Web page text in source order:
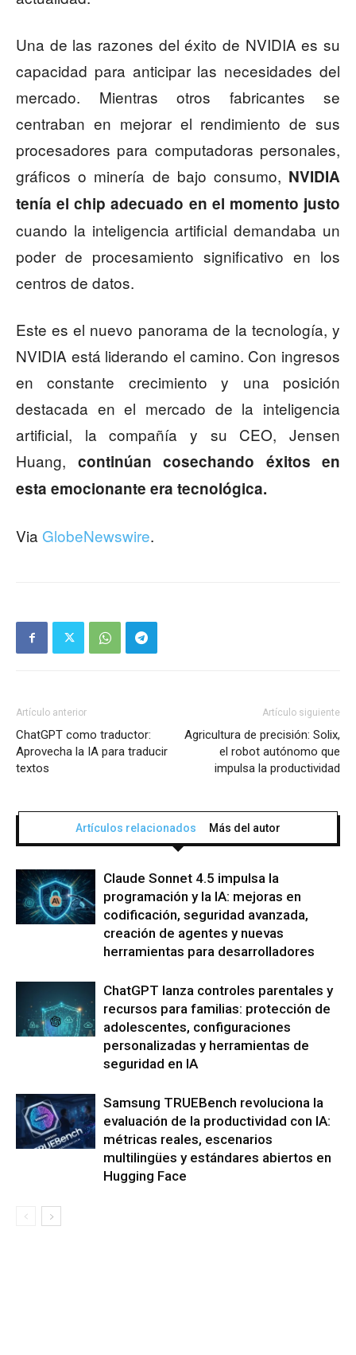
Una de las razones del éxito de NVIDIA es su
capacidad para anticipar las necesidades del
mercado. Mientras otros fabricantes se
centraban en mejorar el rendimiento de sus
procesadores para computadoras personales,
gráficos o minería de bajo consumo, NVIDIA
tenía el chip adecuado en el momento justo
cuando la inteligencia artificial demandaba un
poder de procesamiento significativo en los
centros de datos.
Este es el nuevo panorama de la tecnología, y
NVIDIA está liderando el camino. Con ingresos
en constante crecimiento y una posición
destacada en el mercado de la inteligencia
artificial, la compañía y su CEO, Jensen
Huang, continúan cosechando éxitos en
esta emocionante era tecnológica.
Via GlobeNewswire.
Artículo anterior
ChatGPT como traductor:
Aprovecha la IA para traducir
textos
Artículo siguiente
Agricultura de precisión: Solix,
el robot autónomo que
impulsa la productividad
Artículos relacionados Más del autor
Claude Sonnet 4.5 impulsa la
programación y la IA: mejoras en
codificación, seguridad avanzada,
creación de agentes y nuevas
herramientas para desarrolladores
ChatGPT lanza controles parentales y
recursos para familias: protección de
adolescentes, configuraciones
personalizadas y herramientas de
seguridad en IA
Samsung TRUEBench revoluciona la
evaluación de la productividad con IA:
métricas reales, escenarios
multilingües y estándares abiertos en
Hugging Face